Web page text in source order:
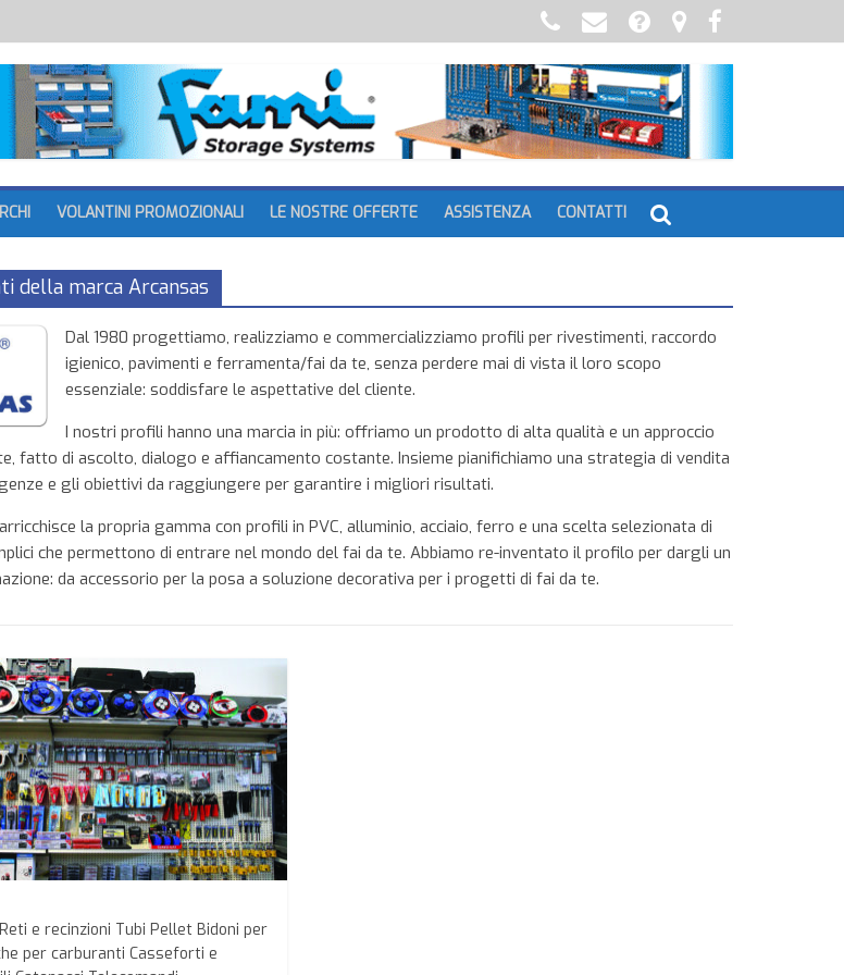
VOLANTINI PROMOZIONALI LE NOSTRE OFFERTE ASSISTENZA CONTATTI
della marca Arcansas
Dal 1980 progettiamo, realizziamo e commercializziamo profili per rivestimenti, raccordo
igienico, pavimenti e ferramenta/fai da te, senza perdere mai di vista il loro scopo
essenziale: soddisfare le aspettative del cliente.
I nostri profili hanno una marcia in più: offriamo un prodotto di alta qualità e un approccio
fatto di ascolto, dialogo e affiancamento costante. Insieme pianifichiamo una strategia di vendita
e gli obiettivi da raggiungere per garantire i migliori risultati.
la propria gamma con profili in PVC, alluminio, acciaio, ferro e una scelta selezionata di
che permettono di entrare nel mondo del fai da te. Abbiamo re-inventato il profilo per dargli un
da accessorio per la posa a soluzione decorativa per i progetti di fai da te.
e recinzioni Tubi Pellet Bidoni per
per carburanti Casseforti e